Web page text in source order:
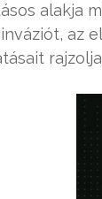
alakja
az